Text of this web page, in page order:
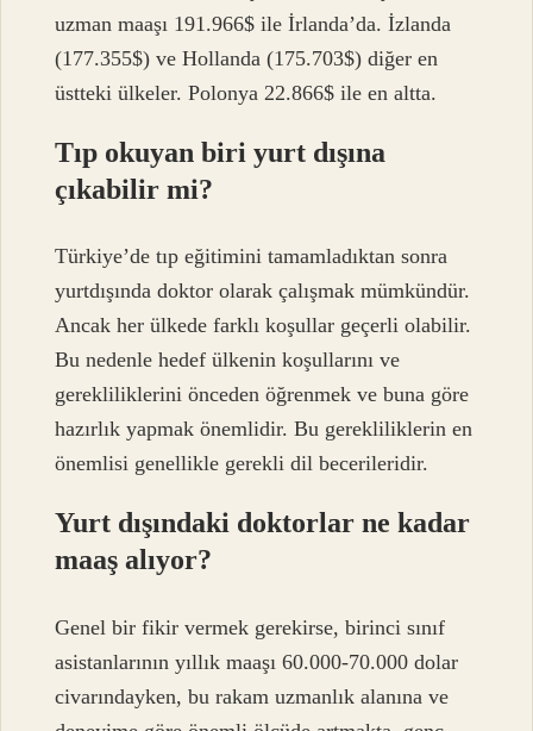
uzman maaşı 191.966$ ile İrlanda’da. İzlanda
(177.355$) ve Hollanda (175.703$) diğer en
üstteki ülkeler. Polonya 22.866$ ile en altta.
Tıp okuyan biri yurt dışına
çıkabilir mi?
Türkiye’de tıp eğitimini tamamladıktan sonra
yurtdışında doktor olarak çalışmak mümkündür.
Ancak her ülkede farklı koşullar geçerli olabilir.
Bu nedenle hedef ülkenin koşullarını ve
gerekliliklerini önceden öğrenmek ve buna göre
hazırlık yapmak önemlidir. Bu gerekliliklerin en
önemlisi genellikle gerekli dil becerileridir.
Yurt dışındaki doktorlar ne kadar
maaş alıyor?
Genel bir fikir vermek gerekirse, birinci sınıf
asistanlarının yıllık maaşı 60.000-70.000 dolar
civarındayken, bu rakam uzmanlık alanına ve